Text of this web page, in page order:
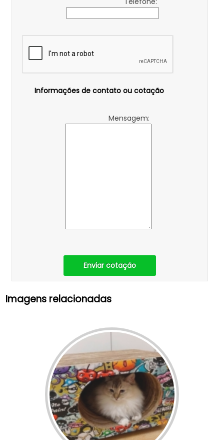
Informações de contato ou cotação
Mensagem:
Enviar cotação
Imagens relacionadas